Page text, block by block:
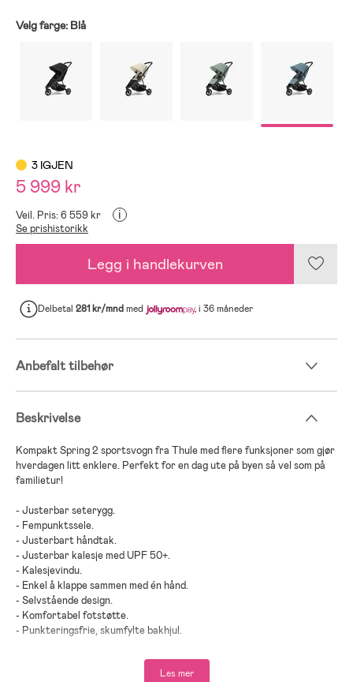
Velg farge: Blå
3 IGJEN
5 999 kr
Veil. Pris: 6 559 kr i
Se prishistorikk
Legg i handlekurven
Delbetal 281 kr/mndmed i 36 måneder
Anbefalt tilbehør
Beskrivelse
Kompakt Spring 2 sportsvogn fra Thule med flere funksjoner som gjør
hverdagen litt enklere. Perfekt for en dag ute på byen så vel som på
familietur!
- Justerbar seterygg.
- Fempunktssele.
- Justerbart håndtak.
- Justerbar kalesje med UPF 50+.
- Kalesjevindu.
- Enkel å klappe sammen med én hånd.
- Selvstående design.
- Komfortabel fotstøtte.
- Punkteringsfrie, skumfylte bakhjul.
- Kompatibelt med Travel System.Les mer